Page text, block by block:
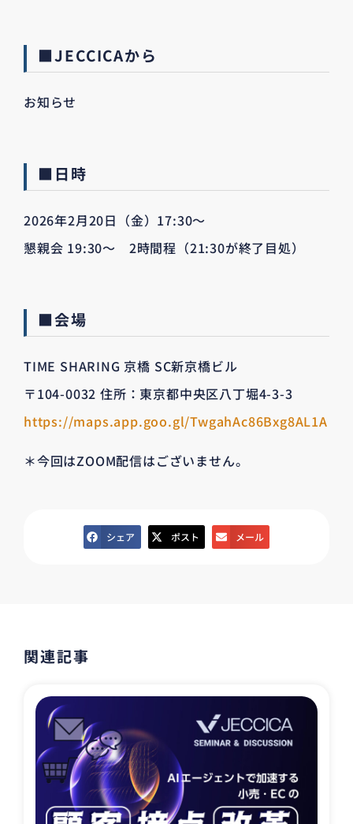
■JECCICAから
お知らせ
■日時
2026年2月20日（金）17:30～
懇親会 19:30～ 2時間程（21:30が終了目処）
■会場
TIME SHARING 京橋 SC新京橋ビル
〒104-0032 住所：東京都中央区八丁堀4-3-3
https://maps.app.goo.gl/TwgahAc86Bxg8AL1A
＊今回はZOOM配信はございません。
シェア ポスト メール
関連記事